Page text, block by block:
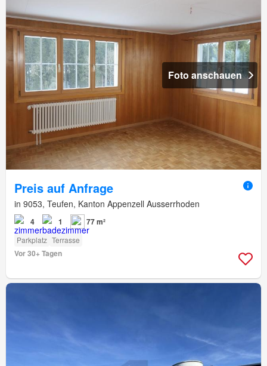
Foto anschauen
Preis auf Anfrage
in 9053, Teufen, Kanton Appenzell Ausserrhoden
4 1 77 m²
Parkplatz Terrasse
Vor 30+ Tagen